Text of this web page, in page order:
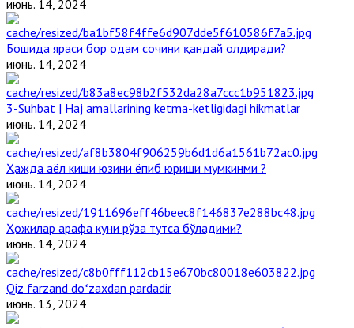
июнь. 14, 2024
Бошида яраси бор одам сочини қандай олдиради?
июнь. 14, 2024
3-Suhbat | Haj amallarining ketma-ketligidagi hikmatlar
июнь. 14, 2024
Ҳажда аёл киши юзини ёпиб юриши мумкинми ?
июнь. 14, 2024
Ҳожилар арафа куни рўза тутса бўладими?
июнь. 14, 2024
Qiz farzand doʻzaxdan pardadir
июнь. 13, 2024